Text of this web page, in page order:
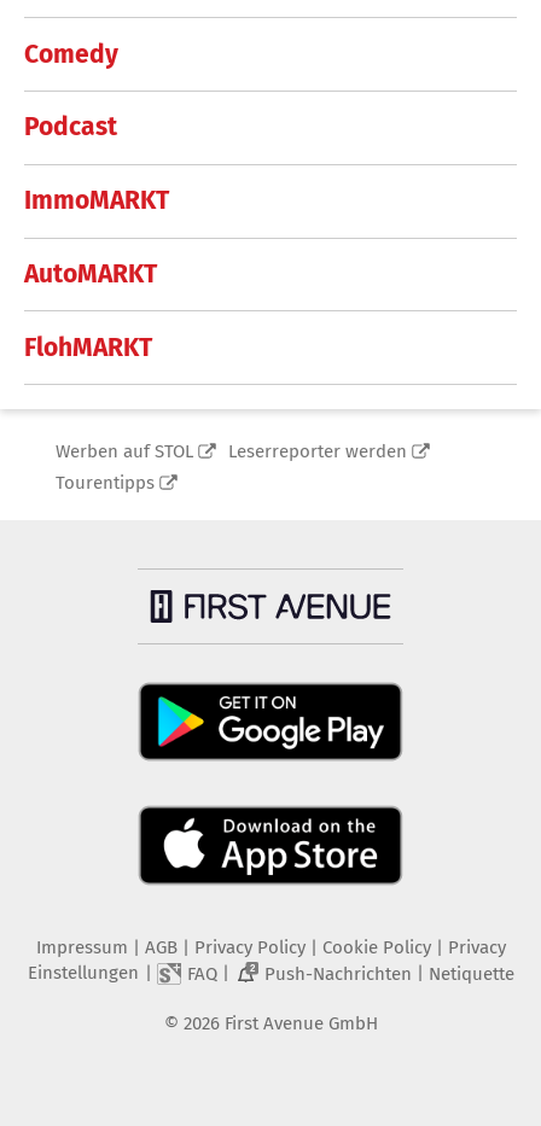
Comedy
Podcast
ImmoMARKT
AutoMARKT
FlohMARKT
Werben auf STOL
Leserreporter werden
Tourentipps
Impressum | AGB | Privacy Policy| Cookie Policy| Privacy
Einstellungen | FAQ| 2 Push-Nachrichten | Netiquette
© 2026 First Avenue GmbH